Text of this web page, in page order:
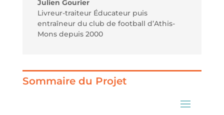
Julien Gourier
Livreur-traiteur Éducateur puis
entraîneur du club de football d’Athis-
Mons depuis 2000
Sommaire du Projet